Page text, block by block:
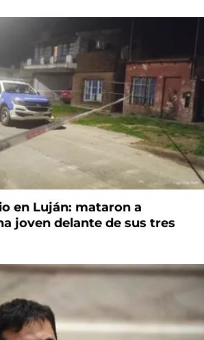
en Luján: mataron a
joven delante de sus tres